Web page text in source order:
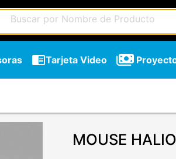
chrome_reader_modeTarjeta Video
MOUSE